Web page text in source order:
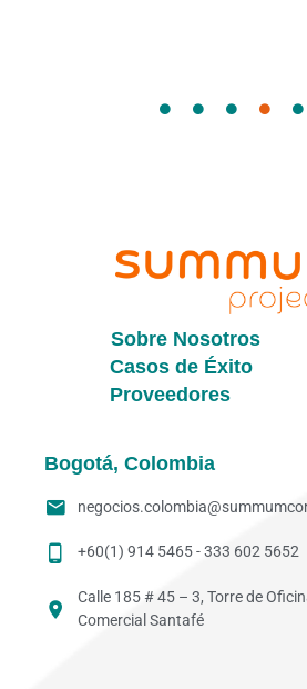
Sobre Nosotros
Casos de Éxito
Proveedores
Bogotá, Colombia
+60(1) 914 5465 - 333 602 5652
Calle 185 # 45 – 3, Torre de
Comercial Santafé